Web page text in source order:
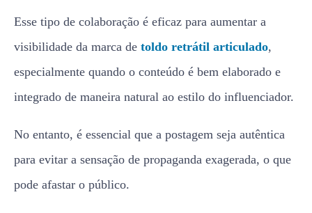
Esse tipo de colaboração é eficaz para aumentar a
visibilidade da marca de toldo retrátil articulado,
especialmente quando o conteúdo é bem elaborado e
integrado de maneira natural ao estilo do influenciador.
No entanto, é essencial que a postagem seja autêntica
para evitar a sensação de propaganda exagerada, o que
pode afastar o público.